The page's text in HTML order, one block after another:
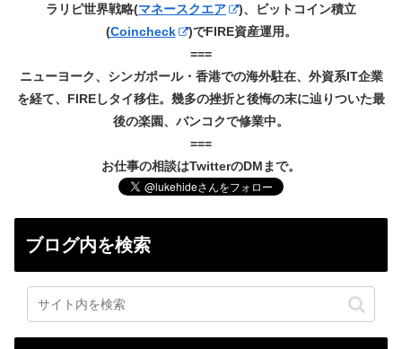
ラリピ世界戦略(マネースクエア
)、ビットコイン積立
(Coincheck
)でFIRE資産運用。
===
ニューヨーク、シンガポール・香港での海外駐在、外資系IT企業
を経て、FIREしタイ移住。幾多の挫折と後悔の末に辿りついた最
後の楽園、バンコクで修業中。
===
お仕事の相談はTwitterのDMまで。
ブログ内を検索